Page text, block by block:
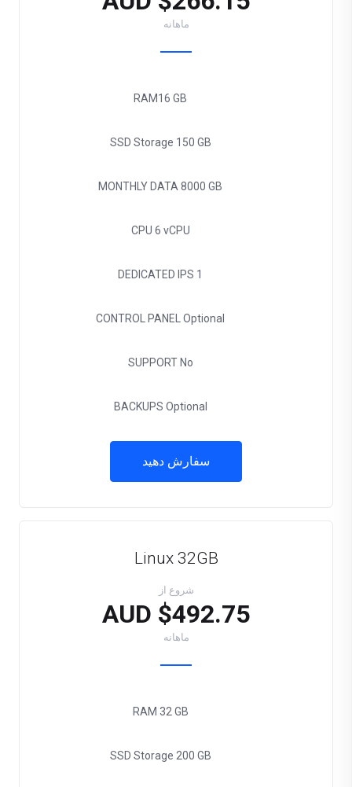
ماهانه
RAM16 GB
SSD Storage 150 GB
MONTHLY DATA 8000 GB
CPU 6 vCPU
DEDICATED IPS 1
CONTROL PANEL Optional
SUPPORTNo
BACKUPS Optional
سفارش دهید
Linux 32GB
شروع از
$492.75 AUD
ماهانه
RAM 32 GB
SSD Storage 200 GB